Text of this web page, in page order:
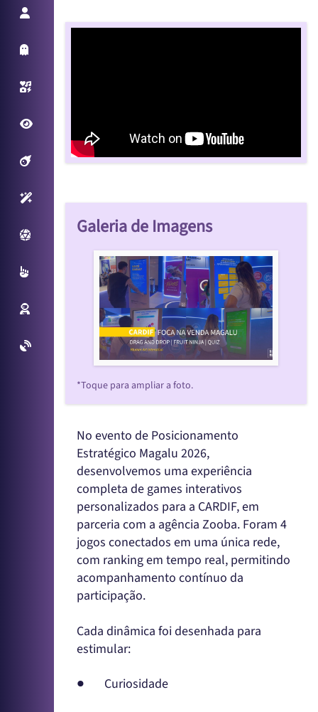
Filtros Interativos
Sensores Inteligentes
Plataforma Virtual
Multitouch
Reconhecimento Facial
Projetos Especiais
Galeria de Imagens
*Toque para ampliar a foto.
No evento de Posicionamento
Estratégico Magalu 2026,
desenvolvemos uma experiência
completa de games interativos
personalizados para a CARDIF, em
parceria com a agência Zooba. Foram 4
jogos conectados em uma única rede,
com ranking em tempo real, permitindo
acompanhamento contínuo da
participação.
Cada dinâmica foi desenhada para
estimular:
● Curiosidade